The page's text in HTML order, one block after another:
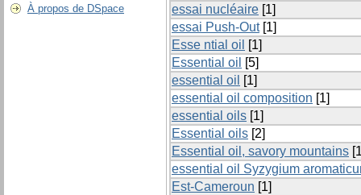
À propos de DSpace
essai nucléaire [1]
essai Push-Out[1]
Esse ntial oil
[1]
Essential oil
[5]
essential oil
[1]
essential oil composition [1]
essential oils [1]
Essential oils [2]
Essential oil, savory mountains
essential oil Syzygium
Est-Cameroun [1]